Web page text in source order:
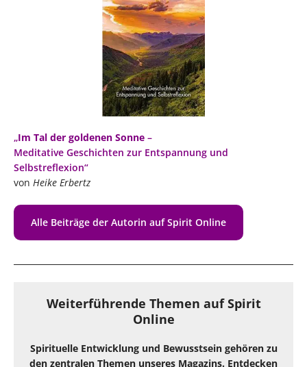
„Im Tal der goldenen Sonne –
Meditative Geschichten zur Entspannung und
Selbstreflexion“
von Heike Erbertz
Alle Beiträge der Autorin auf Spirit Online
Weiterführende Themen auf Spirit
Online
Spirituelle Entwicklung und Bewusstsein gehören zu
den zentralen Themen unseres Magazins. Entdecken